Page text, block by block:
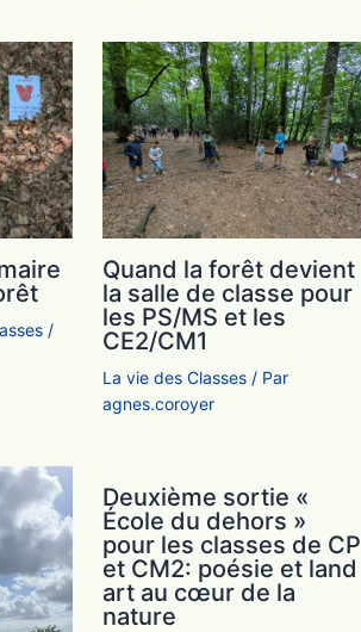
/
Quand la forêt devient
la salle de classe pour
les PS/MS et les
CE2/CM1
La vie des Classes/ Par
agnes.coroyer
Deuxième sortie «
École du dehors »
pour les classes de CP
et CM2: poésie et land
art au cœur de la
nature